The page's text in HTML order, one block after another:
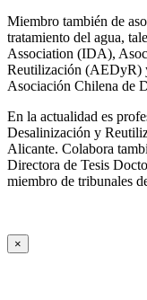
Miembro también de
tratamiento del agua,
Association (IDA),
Reutilización (AEDyR)
Asociación Chilena de
En la actualidad es
Desalinización y
Alicante. Colabora
Directora de Tesis
miembro de tribunales
×